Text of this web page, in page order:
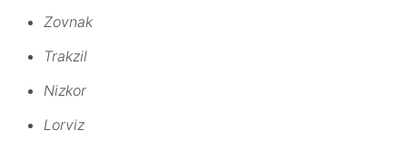
Zovnak
Trakzil
Nizkor
Lorviz